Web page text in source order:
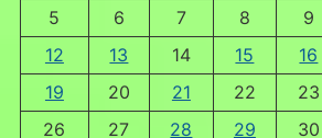
5
6 7 8 9
12
13 14 15 16
19
20 21 22 23
26
27 28 29 30